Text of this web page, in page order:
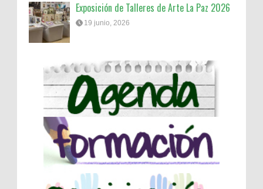
Exposición de Talleres de Arte La Paz 2026
19 junio, 2026